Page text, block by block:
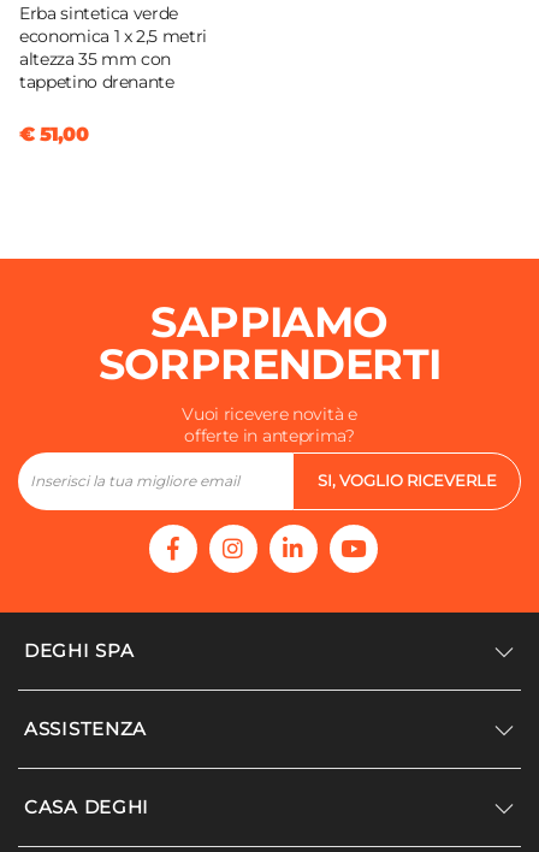
Erba sintetica verde
economica 1 x 2,5 metri
altezza 35 mm con
tappetino drenante
€ 51,00
SAPPIAMO
SORPRENDERTI
Vuoi ricevere novità e
offerte in anteprima?
SI, VOGLIO RICEVERLE
DEGHI SPA
Accedi/Registrati
ASSISTENZA
Supporto
CASA DEGHI